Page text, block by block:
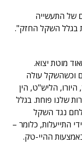
של התעשייה
בגלל השקל החזק".
מוטת יצוא.
וכשהשקל עולה
הליש"ט, הין
שלנו פוחת. בגלל
נגד השקל
התייעלות, כלומר –
ההיי-טק.